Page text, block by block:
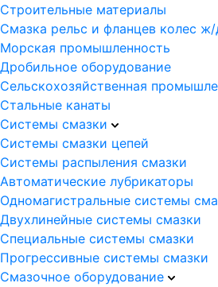
Строительные материалы
Смазка рельс и фланцев колес
Морская промышленность
Дробильное оборудование
Сельскохозяйственная
Стальные канаты
Системы смазки
Системы смазки цепей
Системы распыления смазки
Автоматические лубрикаторы
Одномагистральные системы
Двухлинейные системы смазки
Специальные системы смазки
Прогрессивные системы смазки
Смазочное оборудование